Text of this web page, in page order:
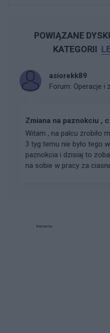
POWIĄZANE
KATEGORII
asiorekk89
Forum: Operacje i
Zmiana na paznokciu ,
Witam , na palcu zrobiło
3 tyg temu nie było tego
paznokcia i dzisiaj to
na sobie w pracy za
Reklama: